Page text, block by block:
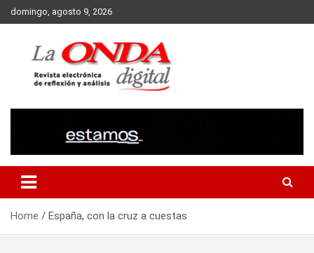
Skip
to
domingo, agosto 9, 2026
Home España, con la cruz a cuestas